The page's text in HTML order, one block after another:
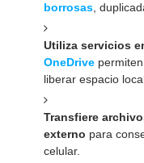
borrosas,
Utiliza servicios
OneDrivepermiten
liberar espacio
Transfiere
externo para
celular.